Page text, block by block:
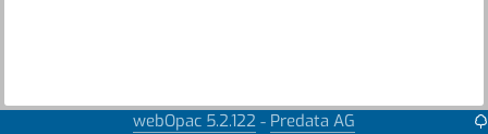
webOpac 5.2.122 - Predata AG